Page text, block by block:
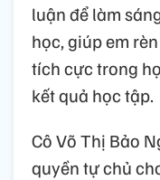
luận để làm
học, giúp em
tích cực trong
kết quả học tập.
Cô Võ Thị Bảo
quyền tự chủ